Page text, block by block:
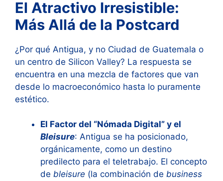
El Atractivo Irresistible:
Más Allá de la Postcard
¿Por qué Antigua, y no Ciudad de Guatemala o
un centro de Silicon Valley? La respuesta se
encuentra en una mezcla de factores que van
desde lo macroeconómico hasta lo puramente
estético.
El Factor del “Nómada Digital” y el
Bleisure: Antigua se ha posicionado,
orgánicamente, como un destino
predilecto para el teletrabajo. El concepto
de bleisure (la combinación de business